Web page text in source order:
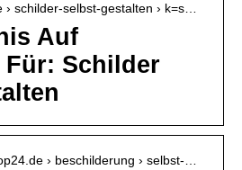
› schilder-selbst-gestalten › k=s…
Auf
Für: Schilder
› beschilderung › selbst-…